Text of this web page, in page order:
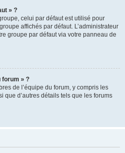
» ?
celui par défaut est utilisé pour
affichés par défaut. L’administrateur
groupe par défaut via votre panneau de
forum » ?
de l’équipe du forum, y compris les
que d’autres détails tels que les forums